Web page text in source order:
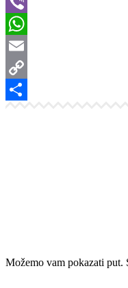
Viber
WhatsApp
Email
Copy
Možemo vam pokazati put.